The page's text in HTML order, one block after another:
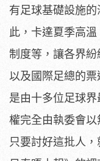
有足球基礎設施
此，卡達夏季高
制度等，讓各界紛
以及國際足總的票
是由十多位足球
權完全由執委會
只要討好這批人